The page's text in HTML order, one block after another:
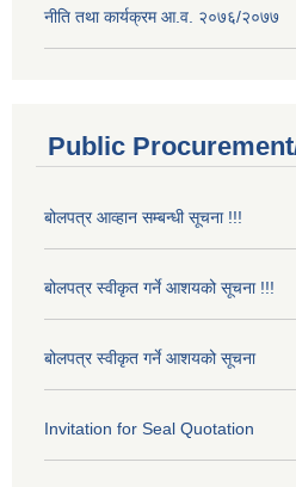
नीति तथा कार्यक्रम आ.व. २०७६/२०७७
Public
बोलपत्र आव्हान सम्बन्धी सूचना !!!
बोलपत्र स्वीकृत गर्ने आशयको सूचना !!!
बोलपत्र स्वीकृत गर्ने आशयको सूचना
Invitation for Seal Quotation